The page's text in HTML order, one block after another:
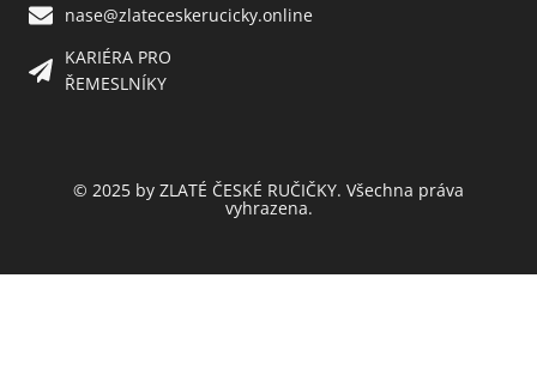
nase@zlateceskerucicky.online
KARIÉRA PRO
ŘEMESLNÍKY
© 2025 by ZLATÉ ČESKÉ RUČIČKY. Všechna práva
vyhrazena.